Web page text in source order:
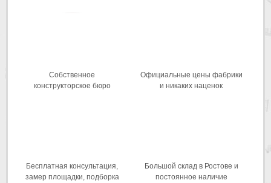
Собственное
конструкторское бюро
Официальные цены фабрики
и никаких наценок
Бесплатная консультация,
замер площадки, подборка
Большой склад в Ростове и
постоянное наличие